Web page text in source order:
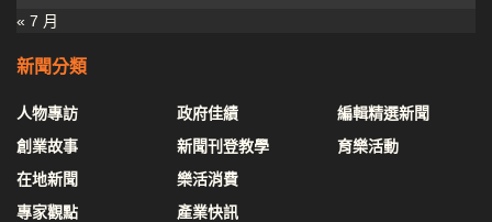
« 7 月
新聞分類
人物專訪
創業故事
在地新聞
專家觀點
政府佳績
新聞刊登教學
樂活消費
產業快訊
編輯精選新聞
育樂活動